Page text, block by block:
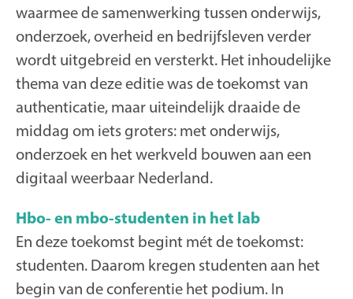
waarmee de samenwerking tussen onderwijs,
onderzoek, overheid en bedrijfsleven verder
wordt uitgebreid en versterkt. Het inhoudelijke
thema van deze editie wasdetoekomst van
authenticatie, maar uiteindelijk draaide de
middag om iets groters: met onderwijs,
onderzoek en het werkveld bouwen aan een
digitaal weerbaar Nederland.
Hbo- en mbo-studenten in het lab
En deze toekomst begint mét de toekomst:
studenten. Daarom kregen studenten aan het
begin van de conferentie het podium. In